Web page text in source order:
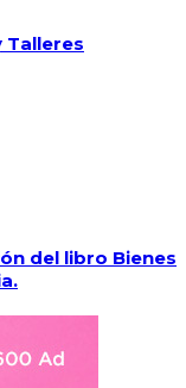
Talleres
del libro Bienes